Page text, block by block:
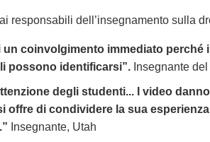
responsabili dell’insegnamento sulla
coinvolgimento immediato perché
possono identificarsi”. Insegnante
degli studenti... I video
offre di condividere la sua
Insegnante, Utah